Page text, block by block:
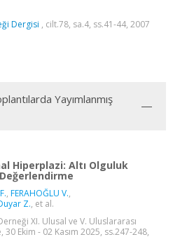
Dergisi , cilt.78, sa.4, ss.41-44, 2007
Yayımlanmış
Hiperplazi: Altı Olguluk
, FERAHOĞLU V.,
Z., et al.
XI. Ulusal ve V. Uluslararası
Ekim - 02 Kasım 2025, ss.247-248,